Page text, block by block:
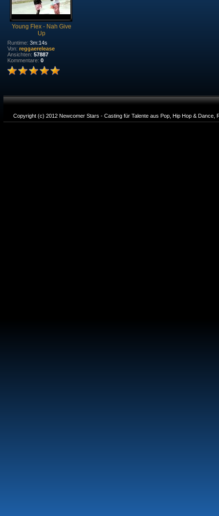
Young Flex - Nah Give
Up
Runtime: 3m:14s
Von: reggaerelease
Ansichten: 57887
Kommentare: 0
Copyright (c) 2012 Newcomer Stars - Casting für Talente aus Pop, Hip Hop & Dance,